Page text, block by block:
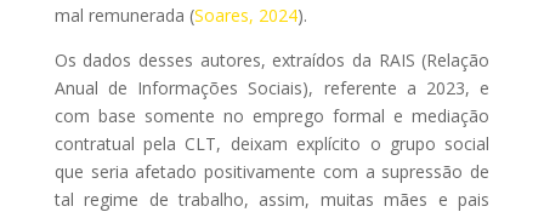
mal remunerada (Soares, 2024).
Os dados desses autores, extraídos da RAIS (Relação
Anual de Informações Sociais), referente a 2023, e
com base somente no emprego formal e mediação
contratual pela CLT, deixam explícito o grupo social
que seria afetado positivamente com a supressão de
tal regime de trabalho, assim, muitas mães e pais